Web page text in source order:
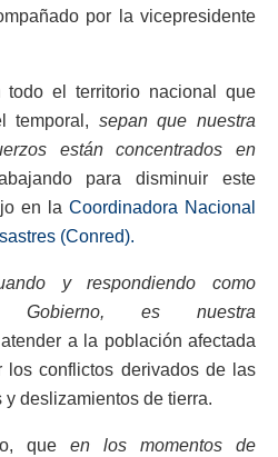
por la vicepresidente
el territorio nacional que
temporal, sepan que nuestra
están concentrados en
para disminuir este
en la Coordinadora Nacional
(Conred).
y respondiendo como
Gobierno, es nuestra
a la población afectada
conflictos derivados de las
deslizamientos de tierra.
que en los momentos de